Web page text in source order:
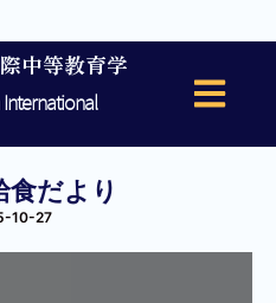
中等教育学
だより
10-27